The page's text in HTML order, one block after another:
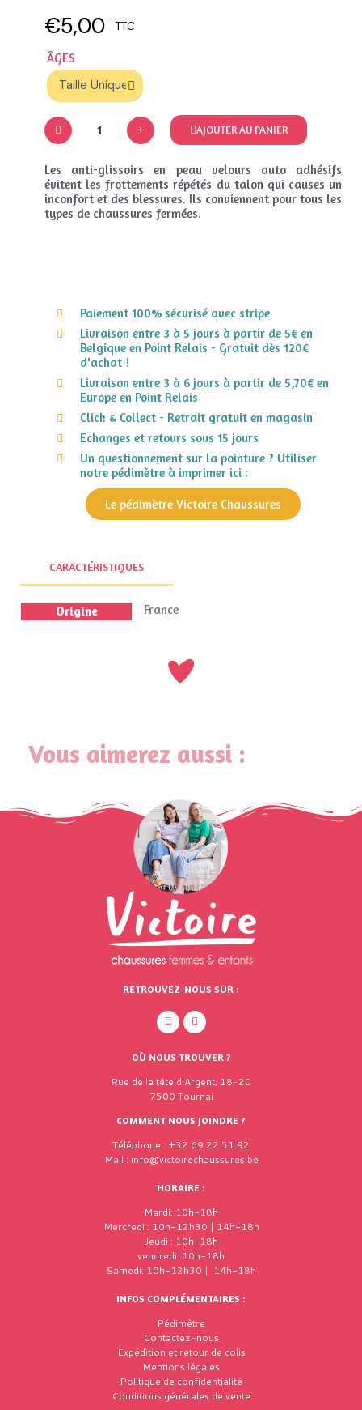
€5,00 TTC
ÂGES
AJOUTER AU PANIER
Les anti-glissoirs en peau velours auto adhésifs
évitent les frottements répétés du talon qui causes un
inconfort et des blessures. Ils conviennent pour tous les
types de chaussures fermées.
Paiement 100% sécurisé avec stripe
Livraison entre 3 à 5 jours à partir de 5€ en
Belgique en Point Relais - Gratuit dès 120€
d'achat !
Livraison entre 3 à 6 jours à partir de 5,70€ en
Europe en Point Relais
Click & Collect - Retrait gratuit en magasin
Echanges et retours sous 15 jours
Un questionnement sur la pointure ? Utiliser
notre pédimètre à imprimer ici :
Le pédimètre Victoire Chaussures
CARACTÉRISTIQUES
Origine France
Vous aimerez aussi :
RETROUVEZ-NOUS SUR :
OÙ NOUS TROUVER ?
Rue de la tête d'Argent, 18-20
7500 Tournai
COMMENT NOUS JOINDRE ?
Téléphone : +32 69 22 51 92
Mail : info@victoirechaussures.be
HORAIRE :
Mardi: 10h-18h
Mercredi : 10h-12h30 | 14h-18h
Jeudi : 10h-18h
vendredi: 10h-18h
Samedi: 10h-12h30 | 14h-18h
INFOS COMPLÉMENTAIRES :
Pédimètre
Contactez-nous
Expédition et retour de colis
Mentions légales
Politique de confidentialité
Conditions générales de vente